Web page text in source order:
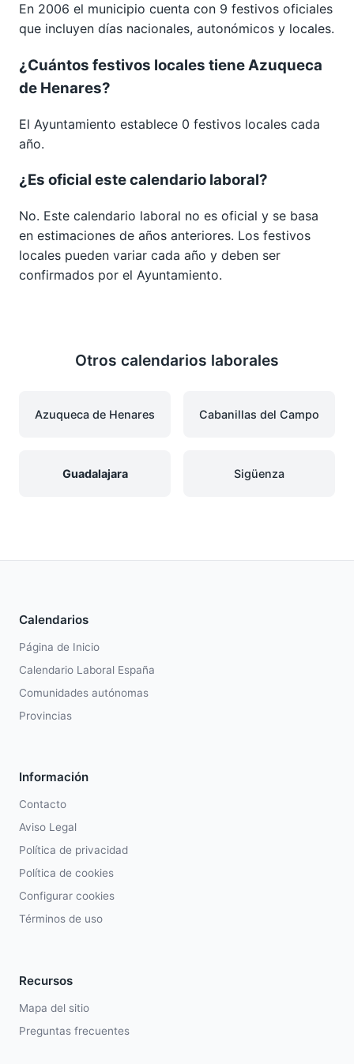
En 2006 el municipio cuenta con 9 festivos oficiales
que incluyen días nacionales, autonómicos y locales.
¿Cuántos festivos locales tiene Azuqueca
de Henares?
El Ayuntamiento establece 0 festivos locales cada
año.
¿Es oficial este calendario laboral?
No. Este calendario laboral no es oficial y se basa
en estimaciones de años anteriores. Los festivos
locales pueden variar cada año y deben ser
confirmados por el Ayuntamiento.
Otros calendarios laborales
Azuqueca de Henares Cabanillas del Campo
Guadalajara Sigüenza
Calendarios
Página de Inicio
Calendario Laboral España
Comunidades autónomas
Provincias
Información
Contacto
Aviso Legal
Política de privacidad
Política de cookies
Configurar cookies
Términos de uso
Recursos
Mapa del sitio
Preguntas frecuentes